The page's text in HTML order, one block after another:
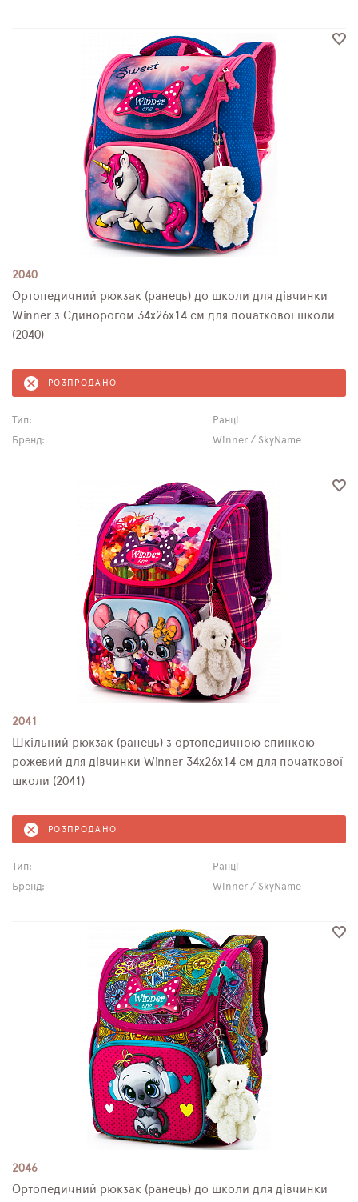
2040
Ортопедичний рюкзак (ранець) до школи для дівчинки
Winner з Єдинорогом 34х26х14 см для початкової школи
(2040)
РОЗПРОДАНО
Тип:
Ранці
Бренд:
Winner / SkyName
2041
Шкільний рюкзак (ранець) з ортопедичною спинкою
рожевий для дівчинки Winner 34х26х14 см для початкової
школи (2041)
РОЗПРОДАНО
Тип:
Ранці
Бренд:
Winner / SkyName
2046
Ортопедичний рюкзак (ранець) до школи для дівчинки